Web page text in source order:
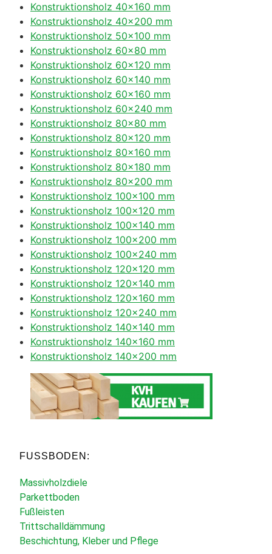
Konstruktionsholz 40×160 mm
Konstruktionsholz 40×200 mm
Konstruktionsholz 50×100 mm
Konstruktionsholz 60×80 mm
Konstruktionsholz 60×120 mm
Konstruktionsholz 60×140 mm
Konstruktionsholz 60×160 mm
Konstruktionsholz 60×240 mm
Konstruktionsholz 80×80 mm
Konstruktionsholz 80×120 mm
Konstruktionsholz 80×160 mm
Konstruktionsholz 80×180 mm
Konstruktionsholz 80×200 mm
Konstruktionsholz 100×100 mm
Konstruktionsholz 100×120 mm
Konstruktionsholz 100×140 mm
Konstruktionsholz 100×200 mm
Konstruktionsholz 100×240 mm
Konstruktionsholz 120×120 mm
Konstruktionsholz 120×140 mm
Konstruktionsholz 120×160 mm
Konstruktionsholz 120×240 mm
Konstruktionsholz 140×140 mm
Konstruktionsholz 140×160 mm
Konstruktionsholz 140×200 mm
FUSSBODEN:
Massivholzdiele
Parkettboden
Fußleisten
Trittschalldämmung
Beschichtung, Kleber und Pflege